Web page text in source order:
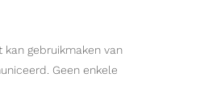
gebruikmaken van
Geen enkele